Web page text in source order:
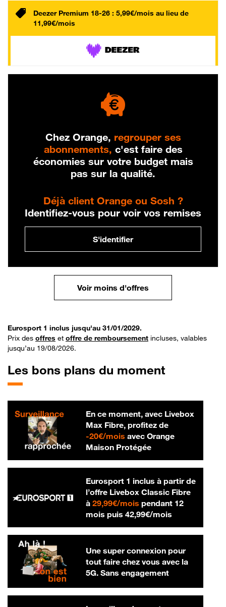
Deezer Premium 18-26 : 5,99€/mois au lieu de
11,99€/mois
Chez Orange, regrouper ses
abonnements, c'est faire des
économies sur votre budget mais
pas sur la qualité.
Déjà client Orange ou Sosh ?
Identifiez-vous pour voir vos remises
S'identifier
Voir moins d'offres
Eurosport 1 inclus jusqu'au 31/01/2029.
Prix des offres et offre de remboursement incluses, valables
jusqu’au 19/08/2026.
Les bons plans du moment
En ce moment, avec Livebox
Max Fibre, profitez de
-20€/mois20 € par mois
avec Orange
Maison Protégée
Eurosport 1 inclus à partir de
l’offre Livebox Classic Fibre
à 29,99€/mois29,99 € par mois
pendant 12
mois puis 42,99€/mois42,99 € par
Une super connexion pour
tout faire chez vous avec la
5G. Sans engagement